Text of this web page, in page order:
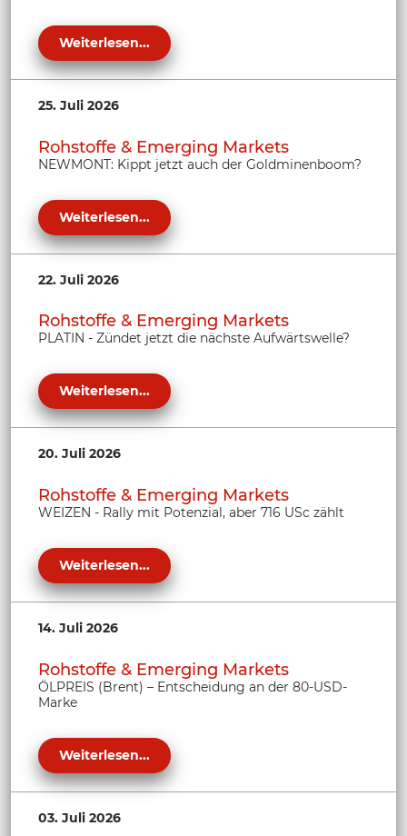
Weiterlesen...
25. Juli 2026
Rohstoffe & Emerging Markets
NEWMONT: Kippt jetzt auch der Goldminenboom?
Weiterlesen...
22. Juli 2026
Rohstoffe & Emerging Markets
PLATIN - Zündet jetzt die nächste Aufwärtswelle?
Weiterlesen...
20. Juli 2026
Rohstoffe & Emerging Markets
WEIZEN - Rally mit Potenzial, aber 716 USc zählt
Weiterlesen...
14. Juli 2026
Rohstoffe & Emerging Markets
ÖLPREIS (Brent) – Entscheidung an der 80-USD-
Marke
Weiterlesen...
03. Juli 2026